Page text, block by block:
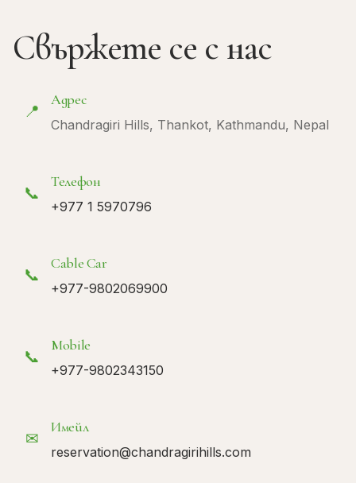
Свържете се с нас
📍
Адрес
Chandragiri Hills, Thankot, Kathmandu, Nepal
📞
Телефон
+977 1 5970796
📞
Cable Car
+977-9802069900
📞
Mobile
+977-9802343150
✉
Имейл
reservation@chandragirihills.com